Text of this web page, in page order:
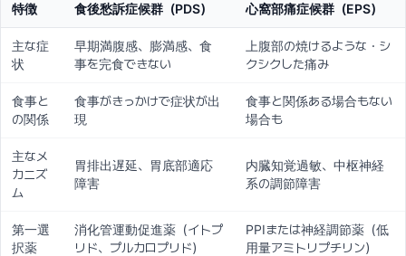
特徴 食後愁訴症候群（PDS） 心窩部痛症候群（EPS）
主な症
状
早期満腹感、膨満感、食
事を完食できない
上腹部の焼けるような・シ
クシクした痛み
食事と
の関係
食事がきっかけで症状が出
現
食事と関係ある場合もない
場合も
主なメ
カニズ
ム
胃排出遅延、胃底部適応
障害
内臓知覚過敏、中枢神経
系の調節障害
第一選
択薬
消化管運動促進薬（イトプ
リド、プルカロプリド）
PPIまたは神経調節薬（低
用量アミトリプチリン）